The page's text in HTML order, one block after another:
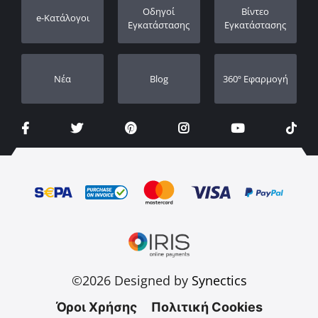
Οι Αντιπρόσωποι μας
e-Κατάλογοι
Οδηγοί
Εγκατάστασης
Βίντεο
Εγκατάστασης
Νέα Blog 360º Εφαρμογή
©2026 Designed by Synectics
Όροι Χρήσης Πολιτική Cookies